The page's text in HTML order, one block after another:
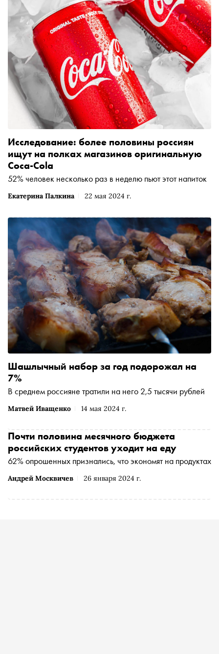
Екатерина Палкина 22 мая 2024 г.
Исследование: более половины россиян
ищут на полках магазинов оригинальную
Coca-Cola
52% человек несколько раз в неделю пьют этот напиток
Матвей Иващенко 14 мая 2024 г.
Шашлычный набор за год подорожал на
7%
В среднем россияне тратили на него 2,5 тысячи рублей
Андрей Москвичев 26 января 2024 г.
Почти половина месячного бюджета
российских студентов уходит на еду
62% опрошенных признались, что экономят на продуктах